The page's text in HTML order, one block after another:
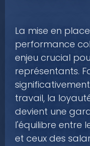
La mise en
performance
enjeu crucial
représentants.
travail, la
devient une
l'équilibre entre
et ceux des